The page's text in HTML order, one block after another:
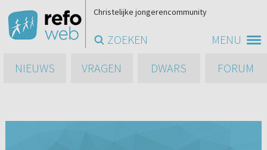
MENU
Christelijke jongerencommunity
ZOEKEN
NIEUWS
VRAGEN DWARS FORUM